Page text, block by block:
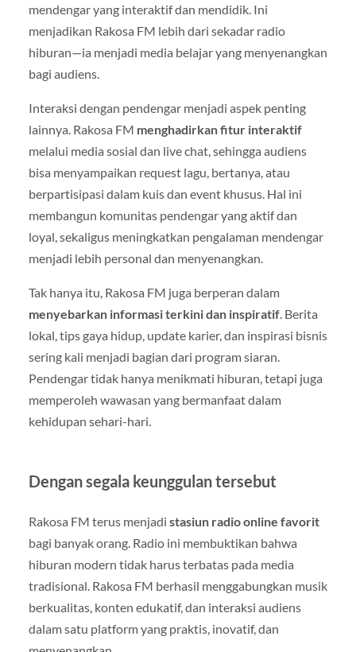
mendengar yang interaktif dan mendidik. Ini
menjadikan Rakosa FM lebih dari sekadar radio
hiburan—ia menjadi media belajar yang menyenangkan
bagi audiens.
Interaksi dengan pendengar menjadi aspek penting
lainnya. Rakosa FM menghadirkan fitur interaktif
melalui media sosial dan live chat, sehingga audiens
bisa menyampaikan request lagu, bertanya, atau
berpartisipasi dalam kuis dan event khusus. Hal ini
membangun komunitas pendengar yang aktif dan
loyal, sekaligus meningkatkan pengalaman mendengar
menjadi lebih personal dan menyenangkan.
Tak hanya itu, Rakosa FM juga berperan dalam
menyebarkan informasi terkini dan inspiratif. Berita
lokal, tips gaya hidup, update karier, dan inspirasi bisnis
sering kali menjadi bagian dari program siaran.
Pendengar tidak hanya menikmati hiburan, tetapi juga
memperoleh wawasan yang bermanfaat dalam
kehidupan sehari-hari.
Dengan segala keunggulan tersebut
Rakosa FM terus menjadi stasiun radio online favorit
bagi banyak orang. Radio ini membuktikan bahwa
hiburan modern tidak harus terbatas pada media
tradisional. Rakosa FM berhasil menggabungkan musik
berkualitas, konten edukatif, dan interaksi audiens
dalam satu platform yang praktis, inovatif, dan